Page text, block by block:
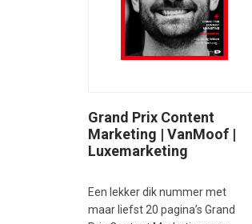
Grand Prix Content
Marketing | VanMoof |
Luxemarketing
Een lekker dik nummer met
maar liefst 20 pagina’s Grand